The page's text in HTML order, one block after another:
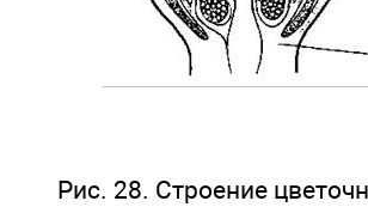
Рис. 28. Строение